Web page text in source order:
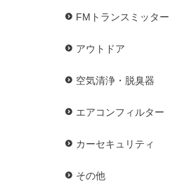
FMトランスミッター
アウトドア
空気清浄・脱臭器
エアコンフィルター
カーセキュリティ
その他